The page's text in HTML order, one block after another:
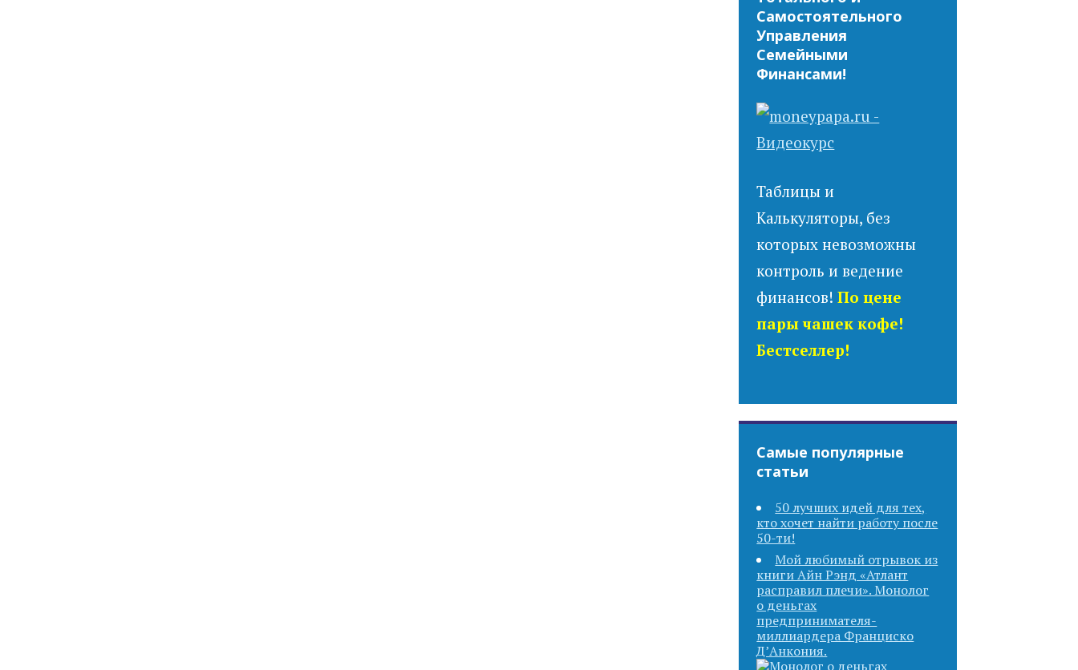
Самостоятельного
Управления
Семейными
Финансами!
Таблицы и
Калькуляторы, без
которых невозможны
контроль и ведение
финансов!По цене
пары чашек кофе!
Бестселлер!
Самые популярные
статьи
50 лучших идей для тех,
кто хочет найти работу после
50-ти!
Мой любимый отрывок из
книги Айн Рэнд «Атлант
расправил плечи». Монолог
о деньгах
предпринимателя-
миллиардера Франциско
Д’Анкония.